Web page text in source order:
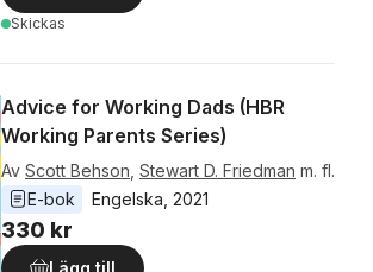
Skickas
Advice for Working Dads (HBR
Working Parents Series)
Av Scott Behson Stewart D. Friedman m. fl.
E-bok
Engelska 2021
330 kr
Lägg till